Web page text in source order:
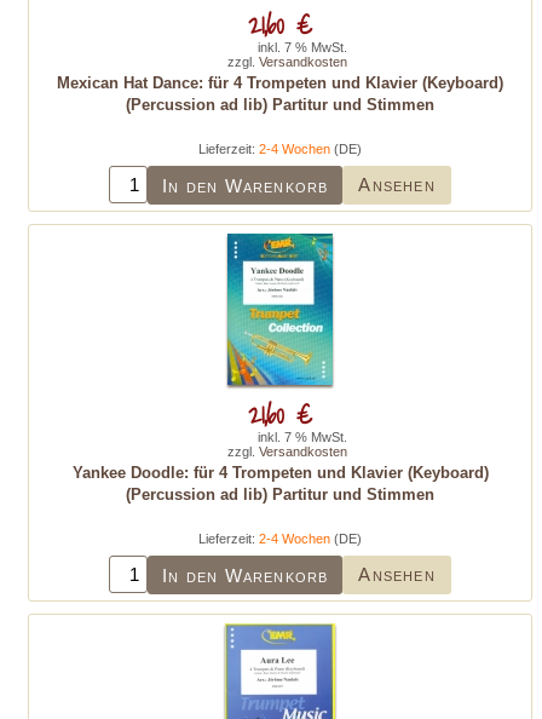
Mexican Hat Dance: für 4 Trompeten und Klavier (Keyboard)
(Percussion ad lib) Partitur und Stimmen
Lieferzeit: 2-4 Wochen (DE)
In den Warenkorb Ansehen
21,60 €
inkl. 7 % MwSt.
zzgl. Versandkosten
Yankee Doodle: für 4 Trompeten und Klavier (Keyboard)
(Percussion ad lib) Partitur und Stimmen
Lieferzeit: 2-4 Wochen (DE)
In den Warenkorb Ansehen
21,60 €
inkl. 7 % MwSt.
zzgl. Versandkosten